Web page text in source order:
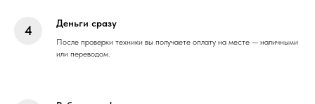
Деньги сразу
После проверки техники вы получаете оплату на месте — наличными
или переводом.